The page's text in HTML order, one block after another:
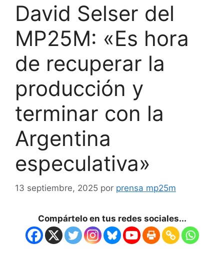
David Selser del
MP25M: «Es hora
de recuperar la
producción y
terminar con la
Argentina
especulativa»
13 septiembre, 2025 por prensa mp25m
Compártelo en tus redes sociales...